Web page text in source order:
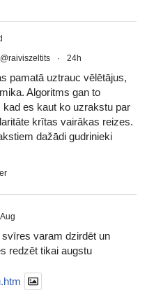
@raiviszeltits · 24h
pamatā uztrauc vēlētājus,
Algoritms gan to
kad es kaut ko uzrakstu par
krītas vairākas reizes.
dažādi gudrinieki
varam dzirdēt un
redzēt tikai augstu